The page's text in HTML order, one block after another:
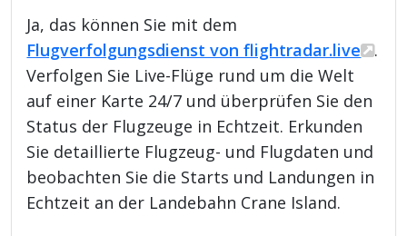
Ja, das können Sie mit dem
Flugverfolgungsdienst von flightradar.live
.
Verfolgen Sie Live-Flüge rund um die Welt
auf einer Karte 24/7 und überprüfen Sie den
Status der Flugzeuge in Echtzeit. Erkunden
Sie detaillierte Flugzeug- und Flugdaten und
beobachten Sie die Starts und Landungen in
Echtzeit an der Landebahn Crane Island.